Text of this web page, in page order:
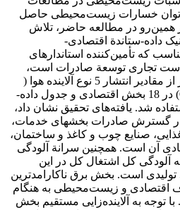
خسارات زیست‌محیطی حاصل
همین‌رو در مطالعه حاضر، تلاش
داده-ستاندة اقتصادی-
که تأمین‌کننده استاندارهای
تجاری توسعة صادرات است،
بررسی شود. به همین منظور از مقادیر انتشار 5 نوع آلاینده هوا (
CO2, SPM, CH, NOX, SO2) در 18 بخش اقتصادی و جدول داده-
متداول سال 1378 استفاده شد. یافته‌های تحقیق نشان داد،
گسترش صادرات بخشهای خدمات،
صنایع چوب و کاغذ و ساختمان،
آن است. همچنین سرانة آلودگی
کل اشتغال کل در این
است. بخش برق ناکارامدترین
اقتصادی و زیست‌محیطی به هنگام
به آلاینده‌زایی مستقیم بخش